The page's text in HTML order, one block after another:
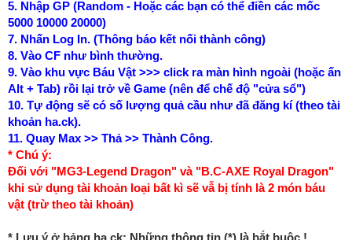
5. Nhập GP (Random - Hoặc các bạn có thể điền các mốc
5000 10000 20000)
7. Nhấn Log In. (Thông báo kết nối thành công)
8. Vào CF như bình thường.
9. Vào khu vực Báu Vật >>> click ra màn hình ngoài (hoặc ấn
Alt + Tab) rồi lại trở về Game (nên để chế độ "cửa sổ")
10. Tự động sẽ có số lượng quả cầu như đã đăng kí (theo tài
khoản ha.ck).
11. Quay Max >> Thả >> Thành Công.
* Chú ý:
Đối với "MG3-Legend Dragon" và "B.C-AXE Royal Dragon"
khi sử dụng tài khoản loại bất kì sẽ vẫ bị tính là 2 món báu
vật (trừ theo tài khoản)
* Lưu ý ở bảng ha.ck: Những thông tin (*) là bắt buộc.!